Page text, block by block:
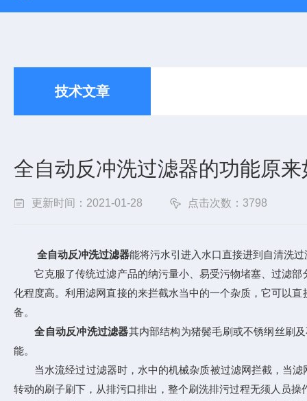
技术文章
全自动反冲洗过滤器的功能原
更新时间：2021-01-28 点击次数：3798
全自动反冲洗过滤器能将污水引进入水口直接进到自清洗
它克服了传统过滤产品的纳污量小、易受污物堵塞、过滤部
化程度高。利用滤网直接的来拦截水当中的一个杂质，它可以
备。
全自动反冲洗过滤器其内部结构为猪鬓毛刷或不锈纲丝刷
能。
当水流经过过滤器时，水中的机械杂质被过滤网拦截，当滤
转动的刷子刷下，从排污口排出，整个刷洗排污过程无须人员